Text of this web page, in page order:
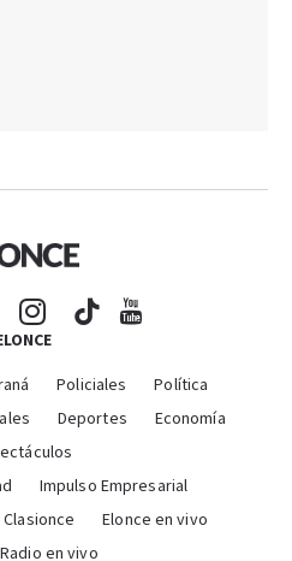
Policiales
Política
Deportes
Economía
Impulso Empresarial
Clasionce
Elonce en vivo
en vivo